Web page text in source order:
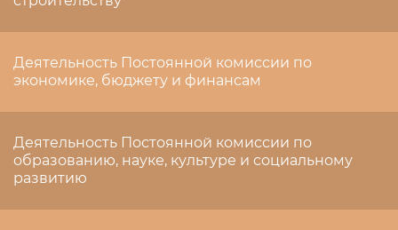
Деятельность Постоянной комиссии по
экономике, бюджету и финансам
Деятельность Постоянной комиссии по
образованию, науке, культуре и социальному
развитию